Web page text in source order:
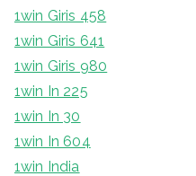
1win Giris 458
1win Giris 641
1win Giris 980
1win In 225
1win In 30
1win In 604
1win India